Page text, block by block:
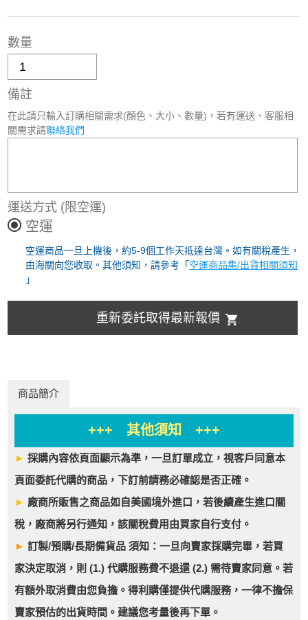
數量
備註
在此請只輸入訂購相關需求(顏色、大小、數量)，若有運送、客服相
關需求請聯絡我們
運送方式 (限空運)
空運
空運商品一旦上機後，約5-9個工作天抵達台灣。如有關稅產生，
由海關向您收取。其他須知，請參考「 空運商品集/出貨相關須知
」
重新委託取得最新報價
商品簡介
+++ 其他須知 +++
►採購內容依頁面顯示為準，一旦訂單成立，視客戶同意本
頁面委託代購的商品，下訂前請務必確認是否正確。
► 廠商所販售之商品如自美國境外進口，若後續產生進口關
稅，廠商將另行通知，該關稅費用由買家自行支付。
► 訂製/預購/長期備貨品 須知：一旦向賣家採購完畢，若買
家決定取消，則 (1.) 代購服務費不退還 (2.) 需待賣家同意。若
有額外取消費由您負擔。得利購僅提供代購服務，一律不擔保
賣家預估的出貨時間。建議您考量後再下單。